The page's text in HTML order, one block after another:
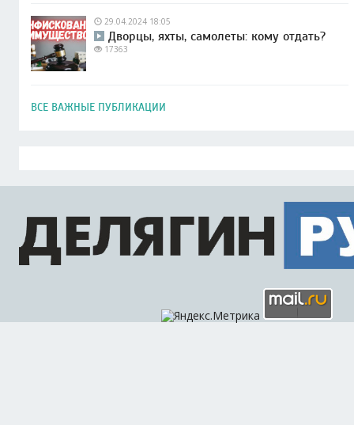
29.04.2024 18:05
Дворцы, яхты, самолеты: кому отдать?
17363
ВСЕ ВАЖНЫЕ ПУБЛИКАЦИИ